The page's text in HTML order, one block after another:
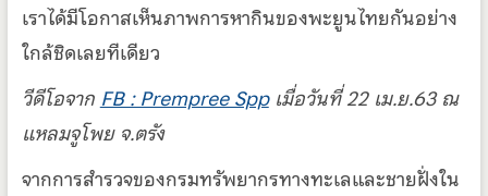
เราได้มีโอกาสเห็นภาพการหากินของพะยูนไทยกันอย่าง
ใกล้ชิดเลยทีเดียว
วีดีโอจาก FB : Prempree Sppเมื่อวันที่ 22 เม.ย.63 ณ
แหลมจูโพย จ.ตรัง
จากการสำรวจของกรมทรัพยากรทางทะเลและชายฝั่งใน